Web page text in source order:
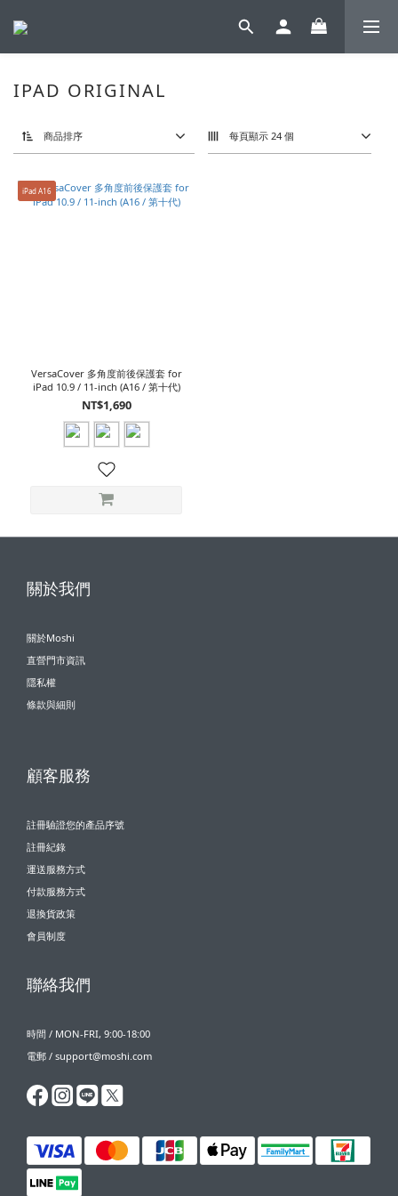
IPAD ORIGINAL
商品排序 每頁顯示 24 個
iPad A16
VersaCover 多角度前後保護套 for
iPad 10.9 / 11-inch (A16 / 第十代)
NT$1,690
關於我們
關於Moshi
直營門市資訊
隱私權
條款與細則
顧客服務
註冊驗證您的產品序號
註冊紀錄
運送服務方式
付款服務方式
退換貨政策
會員制度
聯絡我們
時間 / MON-FRI, 9:00-18:00
電郵 / support@moshi.com